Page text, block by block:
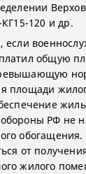
120 и др.
если
общую
площади
РФ не
от
жилого